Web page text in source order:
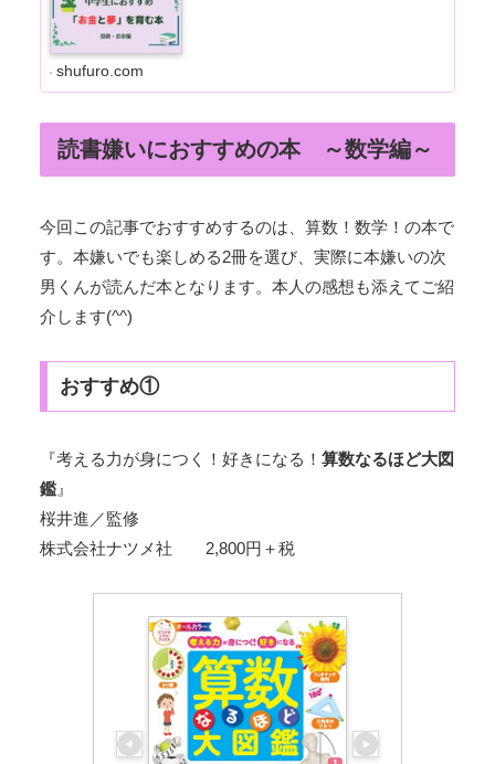
shufuro.com
読書嫌いにおすすめの本 ～数学編～
今回この記事でおすすめするのは、算数！数学！の本で
す。本嫌いでも楽しめる2冊を選び、実際に本嫌いの次
男くんが読んだ本となります。本人の感想も添えてご紹
介します(^^)
おすすめ①
『考える力が身につく！好きになる！ 算数なるほど大図
鑑 』
桜井進／監修
株式会社ナツメ社 2,800円＋税